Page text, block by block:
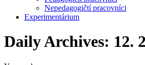
Nepedagogičtí pracovníci
Experimentárium
Daily Archives: 12.